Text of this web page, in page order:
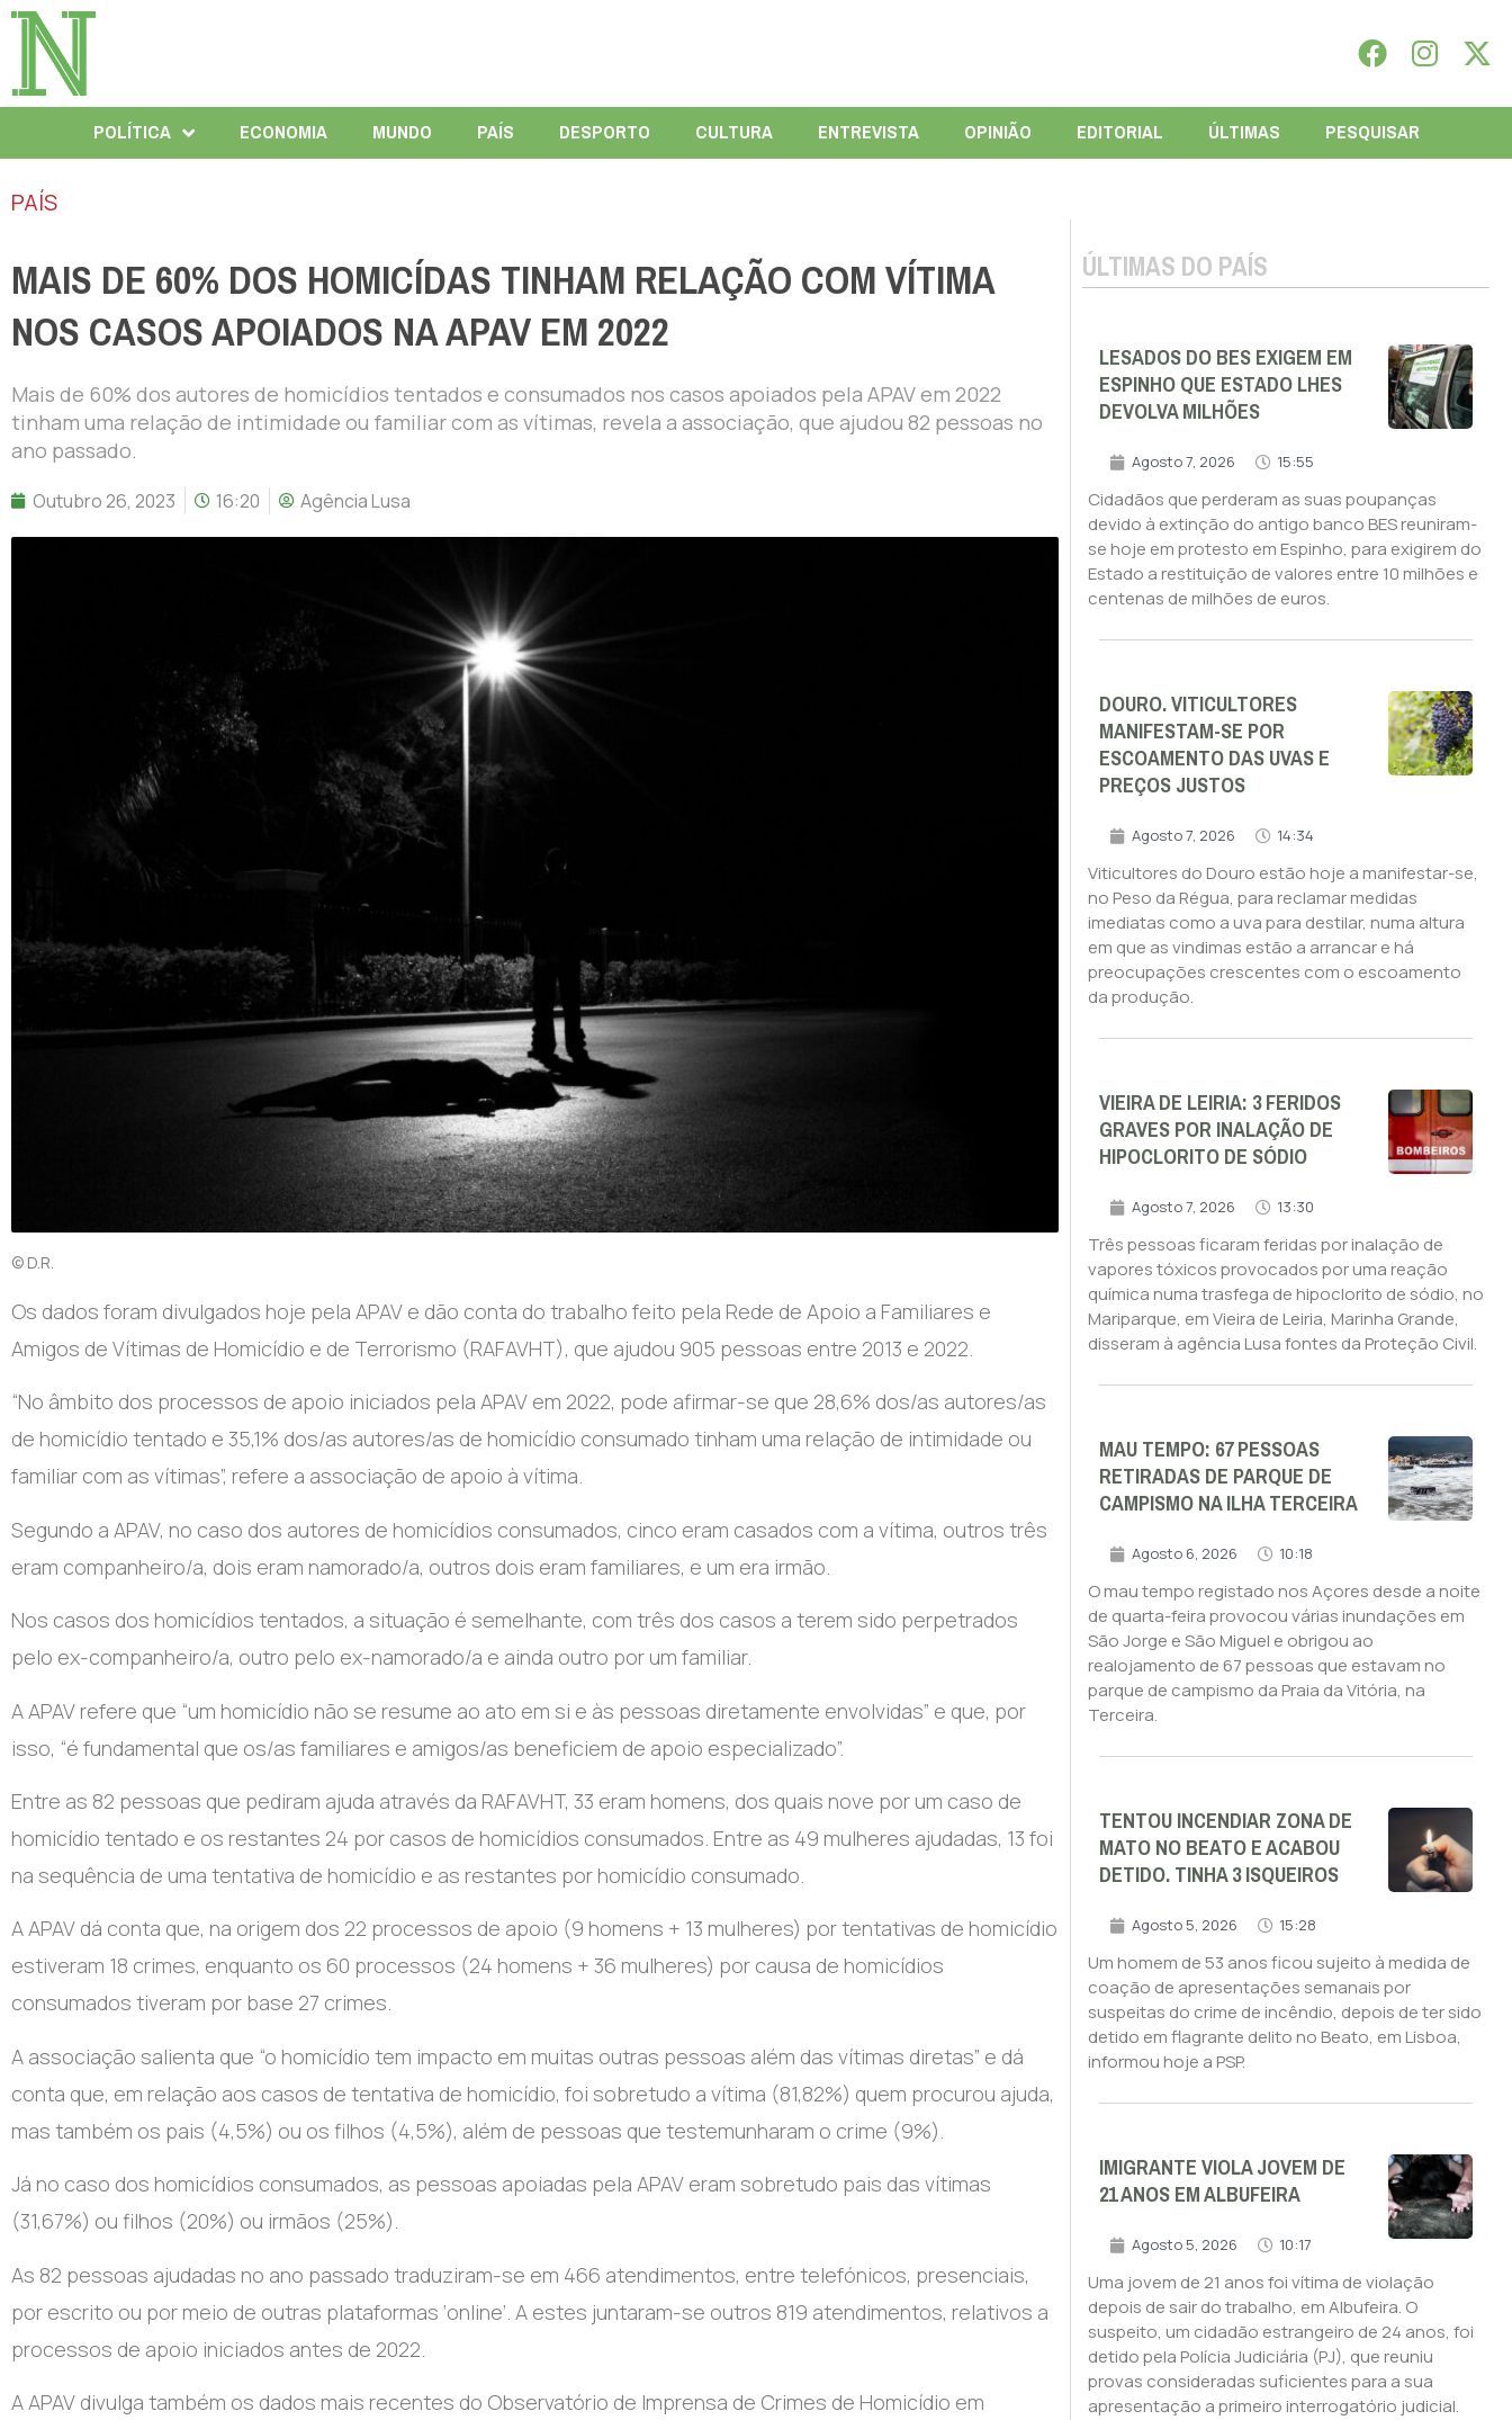
POLÍTICA ECONOMIA MUNDO PAÍS DESPORTO CULTURA ENTREVISTA OPINIÃO EDITORIAL ÚLTIMAS PESQUISAR
PAÍS
MAIS DE 60% DOS HOMICÍDAS TINHAM RELAÇÃO COM VÍTIMA
NOS CASOS APOIADOS NA APAV EM 2022
Mais de 60% dos autores de homicídios tentados e consumados nos casos apoiados pela APAV em 2022
tinham uma relação de intimidade ou familiar com as vítimas, revela a associação, que ajudou 82 pessoas no
ano passado.
Outubro 26, 2023 16:20 Agência Lusa
© D.R.
Os dados foram divulgados hoje pela APAV e dão conta do trabalho feito pela Rede de Apoio a Familiares e
Amigos de Vítimas de Homicídio e de Terrorismo (RAFAVHT), que ajudou 905 pessoas entre 2013 e 2022.
“No âmbito dos processos de apoio iniciados pela APAV em 2022, pode afirmar-se que 28,6% dos/as autores/as
de homicídio tentado e 35,1% dos/as autores/as de homicídio consumado tinham uma relação de intimidade ou
familiar com as vítimas”, refere a associação de apoio à vítima.
Segundo a APAV, no caso dos autores de homicídios consumados, cinco eram casados com a vítima, outros três
eram companheiro/a, dois eram namorado/a, outros dois eram familiares, e um era irmão.
Nos casos dos homicídios tentados, a situação é semelhante, com três dos casos a terem sido perpetrados
pelo ex-companheiro/a, outro pelo ex-namorado/a e ainda outro por um familiar.
A APAV refere que “um homicídio não se resume ao ato em si e às pessoas diretamente envolvidas” e que, por
isso, “é fundamental que os/as familiares e amigos/as beneficiem de apoio especializado”.
Entre as 82 pessoas que pediram ajuda através da RAFAVHT, 33 eram homens, dos quais nove por um caso de
homicídio tentado e os restantes 24 por casos de homicídios consumados. Entre as 49 mulheres ajudadas, 13 foi
na sequência de uma tentativa de homicídio e as restantes por homicídio consumado.
A APAV dá conta que, na origem dos 22 processos de apoio (9 homens + 13 mulheres) por tentativas de homicídio
estiveram 18 crimes, enquanto os 60 processos (24 homens + 36 mulheres) por causa de homicídios
consumados tiveram por base 27 crimes.
A associação salienta que “o homicídio tem impacto em muitas outras pessoas além das vítimas diretas” e dá
conta que, em relação aos casos de tentativa de homicídio, foi sobretudo a vítima (81,82%) quem procurou ajuda,
mas também os pais (4,5%) ou os filhos (4,5%), além de pessoas que testemunharam o crime (9%).
Já no caso dos homicídios consumados, as pessoas apoiadas pela APAV eram sobretudo pais das vítimas
(31,67%) ou filhos (20%) ou irmãos (25%).
As 82 pessoas ajudadas no ano passado traduziram-se em 466 atendimentos, entre telefónicos, presenciais,
por escrito ou por meio de outras plataformas ‘online’. A estes juntaram-se outros 819 atendimentos, relativos a
processos de apoio iniciados antes de 2022.
A APAV divulga também os dados mais recentes do Observatório de Imprensa de Crimes de Homicídio em
ÚLTIMAS DO PAÍS
LESADOS DO BES EXIGEM EM
ESPINHO QUE ESTADO LHES
DEVOLVA MILHÕES
Agosto 7, 2026 15:55
Cidadãos que perderam as suas poupanças
devido à extinção do antigo banco BES reuniram-
se hoje em protesto em Espinho, para exigirem do
Estado a restituição de valores entre 10 milhões e
centenas de milhões de euros.
DOURO. VITICULTORES
MANIFESTAM-SE POR
ESCOAMENTO DAS UVAS E
PREÇOS JUSTOS
Agosto 7, 2026 14:34
Viticultores do Douro estão hoje a manifestar-se,
no Peso da Régua, para reclamar medidas
imediatas como a uva para destilar, numa altura
em que as vindimas estão a arrancar e há
preocupações crescentes com o escoamento
da produção.
VIEIRA DE LEIRIA: 3 FERIDOS
GRAVES POR INALAÇÃO DE
HIPOCLORITO DE SÓDIO
Agosto 7, 2026 13:30
Três pessoas ficaram feridas por inalação de
vapores tóxicos provocados por uma reação
química numa trasfega de hipoclorito de sódio, no
Mariparque, em Vieira de Leiria, Marinha Grande,
disseram à agência Lusa fontes da Proteção Civil.
MAU TEMPO: 67 PESSOAS
RETIRADAS DE PARQUE DE
CAMPISMO NA ILHA TERCEIRA
Agosto 6, 2026 10:18
O mau tempo registado nos Açores desde a noite
de quarta-feira provocou várias inundações em
São Jorge e São Miguel e obrigou ao
realojamento de 67 pessoas que estavam no
parque de campismo da Praia da Vitória, na
Terceira.
TENTOU INCENDIAR ZONA DE
MATO NO BEATO E ACABOU
DETIDO. TINHA 3 ISQUEIROS
Agosto 5, 2026 15:28
Um homem de 53 anos ficou sujeito à medida de
coação de apresentações semanais por
suspeitas do crime de incêndio, depois de ter sido
detido em flagrante delito no Beato, em Lisboa,
informou hoje a PSP.
IMIGRANTE VIOLA JOVEM DE
21 ANOS EM ALBUFEIRA
Agosto 5, 2026 10:17
Uma jovem de 21 anos foi vítima de violação
depois de sair do trabalho, em Albufeira. O
suspeito, um cidadão estrangeiro de 24 anos, foi
detido pela Polícia Judiciária (PJ), que reuniu
provas consideradas suficientes para a sua
apresentação a primeiro interrogatório judicial.